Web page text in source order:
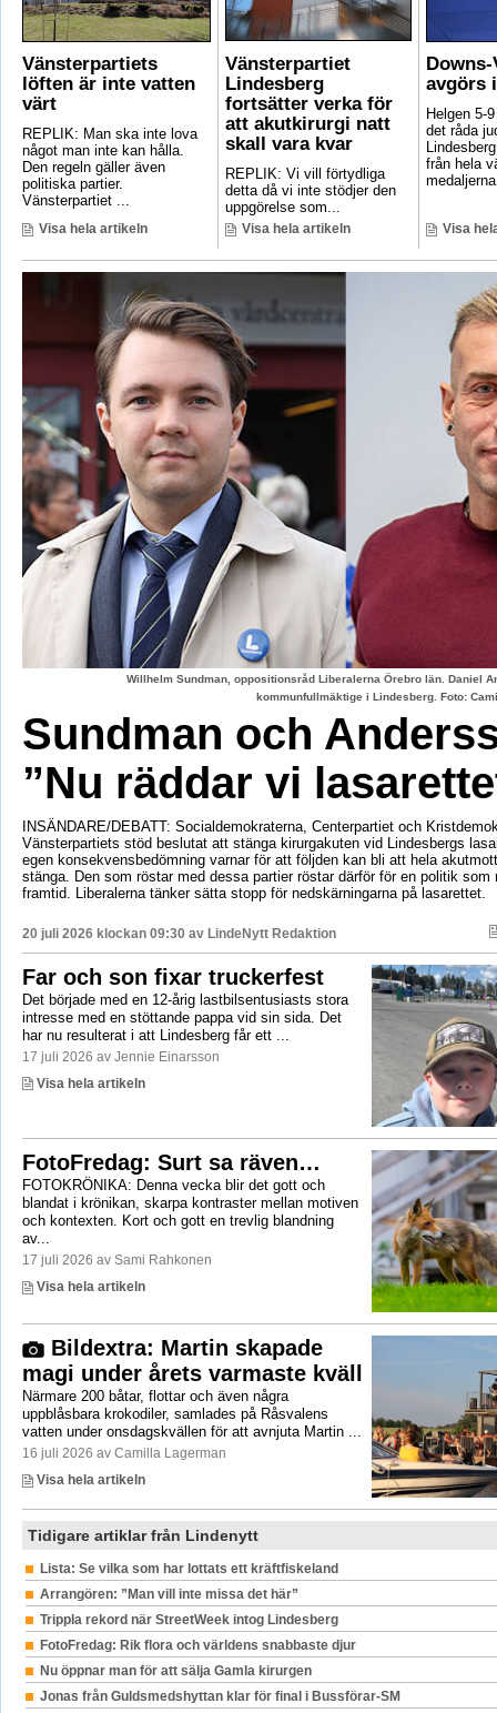
Vänsterpartiets
löften är inte vatten
värt
REPLIK: Man ska inte lova
något man inte kan hålla.
Den regeln gäller även
politiska partier.
Vänsterpartiet ...
Visa hela artikeln
Vänsterpartiet
Lindesberg
fortsätter verka för
att akutkirurgi natt
skall vara kvar
REPLIK: Vi vill förtydliga
detta då vi inte stödjer den
uppgörelse som...
Visa hela artikeln
avgörs
Helgen 5-
det råda
från hela
Visa
Willhelm Sundman, oppositionsråd Liberalerna Örebro län. Daniel
kommunfullmäktige i Lindesberg. Foto:
Sundman och
”Nu räddar vi
INSÄNDARE/DEBATT: Socialdemokraterna, Centerpartiet och
Vänsterpartiets stöd beslutat att stänga kirurgakuten vid Lindesbergs
egen konsekvensbedömning varnar för att följden kan bli att hela
stänga. Den som röstar med dessa partier röstar därför för en politik som
framtid. Liberalerna tänker sätta stopp för nedskärningarna på lasarettet.
20 juli 2026 klockan 09:30 av LindeNytt Redaktion
Far och son fixar truckerfest
Det började med en 12-årig lastbilsentusiasts stora
intresse med en stöttande pappa vid sin sida. Det
har nu resulterat i att Lindesberg får ett ...
17 juli 2026 av Jennie Einarsson
Visa hela artikeln
FotoFredag: Surt sa räven…
FOTOKRÖNIKA: Denna vecka blir det gott och
blandat i krönikan, skarpa kontraster mellan motiven
och kontexten. Kort och gott en trevlig blandning
av...
17 juli 2026 av Sami Rahkonen
Visa hela artikeln
Bildextra: Martin skapade
magi under årets varmaste kväll
Närmare 200 båtar, flottar och även några
uppblåsbara krokodiler, samlades på Råsvalens
vatten under onsdagskvällen för att avnjuta Martin ...
16 juli 2026 av Camilla Lagerman
Visa hela artikeln
Tidigare artiklar från Lindenytt
Lista: Se vilka som har lottats ett kräftfiskeland
Arrangören: ”Man vill inte missa det här”
Trippla rekord när StreetWeek intog Lindesberg
FotoFredag: Rik flora och världens snabbaste djur
Nu öppnar man för att sälja Gamla kirurgen
Jonas från Guldsmedshyttan klar för final i Bussförar-SM